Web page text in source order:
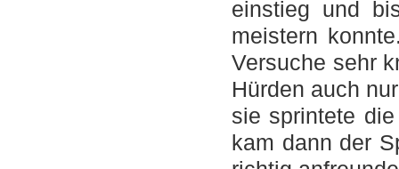
einstieg und
meistern
Versuche sehr
Hürden auch
sie sprintete
kam dann der